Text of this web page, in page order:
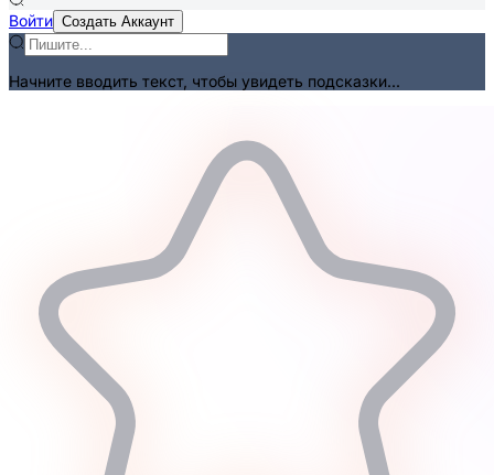
Войти Создать Аккаунт
Начните вводить текст, чтобы увидеть подсказки...